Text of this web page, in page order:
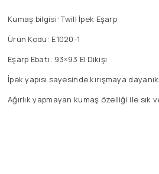
Kumaş bilgisi: Twill İpek Eşarp
Ürün Kodu: E1020-1
Eşarp Ebatı: 93×93 El Dikişi
İpek yapısı sayesinde kırışmaya
Ağırlık yapmayan kumaş özelliği ile sık